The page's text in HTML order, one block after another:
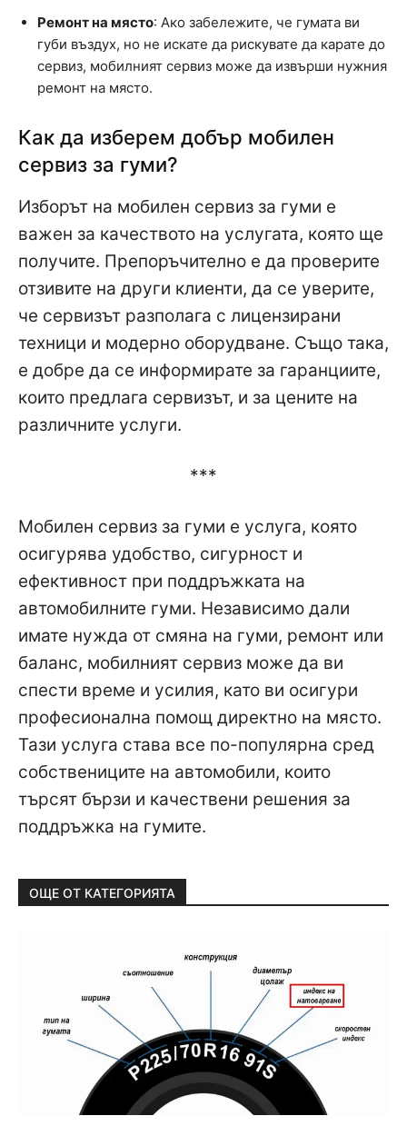
Ремонт на място: Ако забележите, че гумата ви
губи въздух, но не искате да рискувате да карате до
сервиз, мобилният сервиз може да извърши нужния
ремонт на място.
Как да изберем добър мобилен
сервиз за гуми?
Изборът на мобилен сервиз за гуми е
важен за качеството на услугата, която ще
получите. Препоръчително е да проверите
отзивите на други клиенти, да се уверите,
че сервизът разполага с лицензирани
техници и модерно оборудване. Също така,
е добре да се информирате за гаранциите,
които предлага сервизът, и за цените на
различните услуги.
***
Мобилен сервиз за гуми е услуга, която
осигурява удобство, сигурност и
ефективност при поддръжката на
автомобилните гуми. Независимо дали
имате нужда от смяна на гуми, ремонт или
баланс, мобилният сервиз може да ви
спести време и усилия, като ви осигури
професионална помощ директно на място.
Тази услуга става все по-популярна сред
собствениците на автомобили, които
търсят бързи и качествени решения за
поддръжка на гумите.
ОЩЕ ОТ КАТЕГОРИЯТА